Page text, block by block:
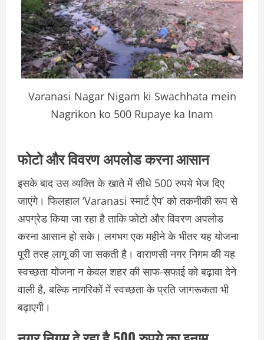
Varanasi Nagar Nigam ki Swachhata mein
Nagrikon ko 500 Rupaye ka Inam
फोटो और विवरण अपलोड करना आसान
इसके बाद उस व्यक्ति के खाते में सीधे 500 रुपये भेज दिए
जाएंगे। फिलहाल ‘Varanasi स्मार्ट ऐप’ को तकनीकी रूप से
अपग्रेड किया जा रहा है ताकि फोटो और विवरण अपलोड
करना आसान हो सके। लगभग एक महीने के भीतर यह योजना
पूरी तरह लागू की जा सकती है। वाराणसी नगर निगम की यह
स्वच्छता योजना न केवल शहर की साफ-सफाई को बढ़ावा देने
वाली है, बल्कि नागरिकों में स्वच्छता के प्रति जागरूकता भी
बढ़ाएगी।